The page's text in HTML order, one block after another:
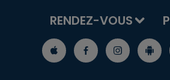
RENDEZ-VOUS